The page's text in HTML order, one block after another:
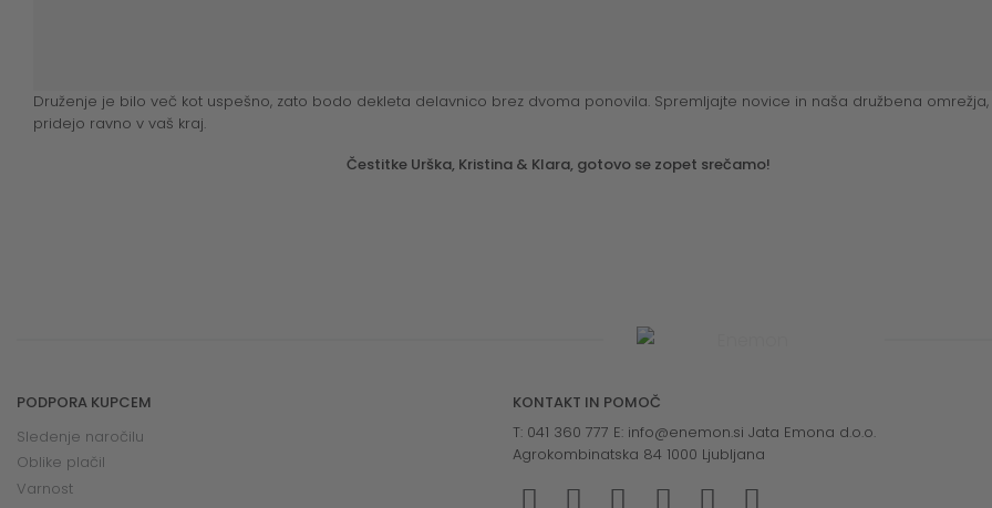
Druženje je bilo več kot uspešno, zato bodo dekleta delavnico brez dvoma ponovila. Spremljajte novice in naša družbena
pridejo ravno v vaš kraj.
Čestitke Urška, Kristina & Klara, gotovo se zopet srečamo!
PODPORA KUPCEM
Sledenje naročilu
Oblike plačil
Varnost
KONTAKT IN POMOČ
T: 041 360 777 E: info@enemon.si Jata Emona d.o.o.
Agrokombinatska 84 1000 Ljubljana